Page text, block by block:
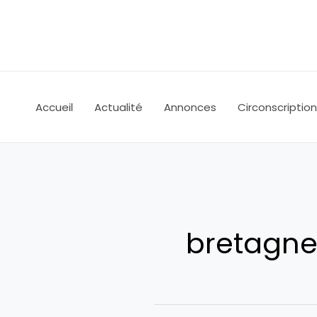
Accueil Actualité Annonces Circonscription
bretagne